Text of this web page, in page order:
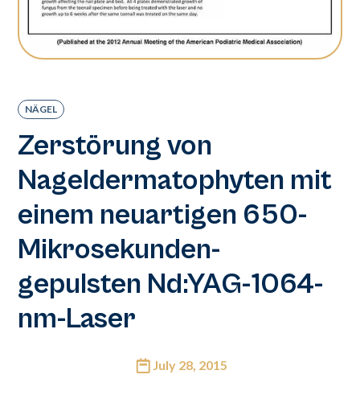
NÄGEL
Zerstörung von
Nageldermatophyten mit
einem neuartigen 650-
Mikrosekunden-
gepulsten Nd:YAG-1064-
nm-Laser
July 28, 2015